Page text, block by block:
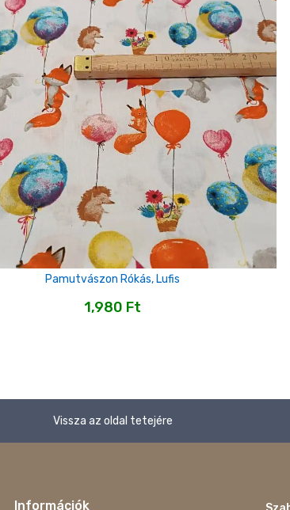
Pamutvászon Rókás, Lufis
1,980 Ft
Vissza az oldal tetejére
Információk